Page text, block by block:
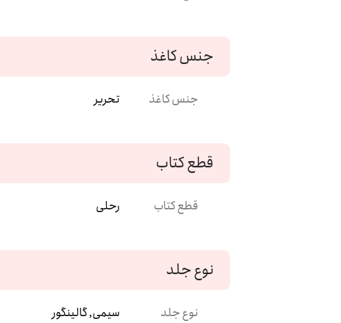
جنس کاغذ
جنس کاغذ تحریر
قطع کتاب
قطع کتاب رحلی
نوع جلد
نوع جلد سیمی, گالینگور